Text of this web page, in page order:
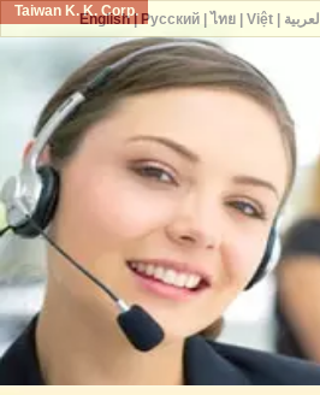
Taiwan K. K. Corp.
English| Русский| ไทย| Việt| العربية